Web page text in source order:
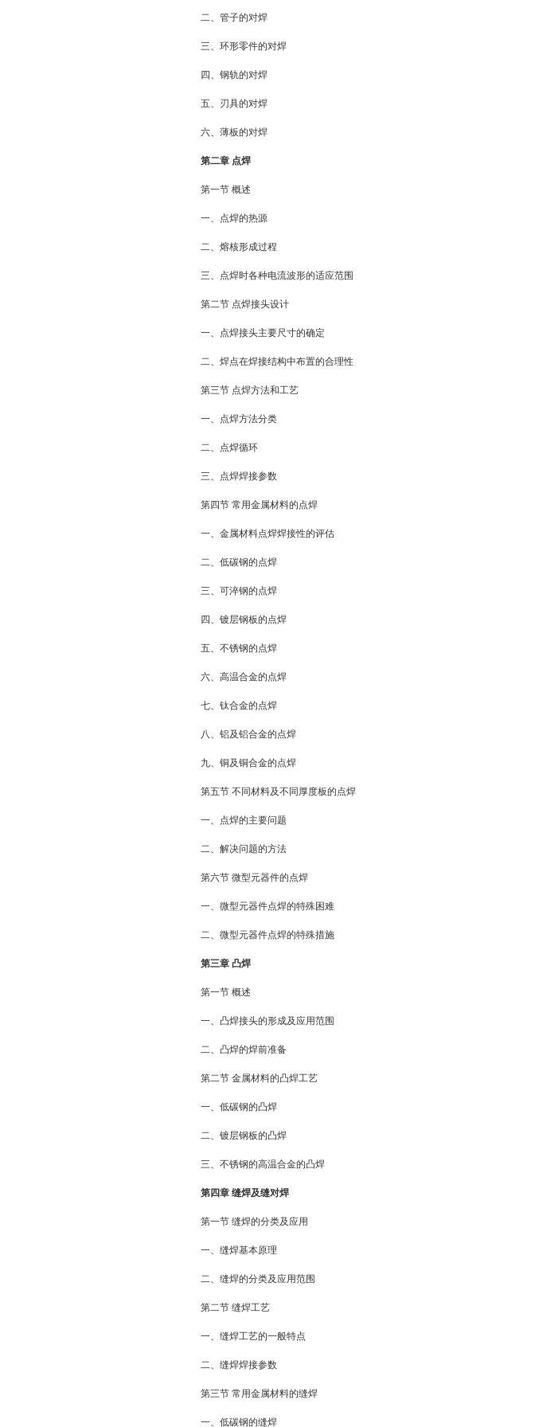
二、管子的对焊
三、环形零件的对焊
四、钢轨的对焊
五、刃具的对焊
六、薄板的对焊
第二章 点焊
第一节 概述
一、点焊的热源
二、熔核形成过程
三、点焊时各种电流波形的适应范围
第二节 点焊接头设计
一、点焊接头主要尺寸的确定
二、焊点在焊接结构中布置的合理性
第三节 点焊方法和工艺
一、点焊方法分类
二、点焊循环
三、点焊焊接参数
第四节 常用金属材料的点焊
一、金属材料点焊焊接性的评估
二、低碳钢的点焊
三、可淬钢的点焊
四、镀层钢板的点焊
五、不锈钢的点焊
六、高温合金的点焊
七、钛合金的点焊
八、铝及铝合金的点焊
九、铜及铜合金的点焊
第五节 不同材料及不同厚度板的点焊
一、点焊的主要问题
二、解决问题的方法
第六节 微型元器件的点焊
一、微型元器件点焊的特殊困难
二、微型元器件点焊的特殊措施
第三章 凸焊
第一节 概述
一、凸焊接头的形成及应用范围
二、凸焊的焊前准备
第二节 金属材料的凸焊工艺
一、低碳钢的凸焊
二、镀层钢板的凸焊
三、不锈钢的高温合金的凸焊
第四章 缝焊及缝对焊
第一节 缝焊的分类及应用
一、缝焊基本原理
二、缝焊的分类及应用范围
第二节 缝焊工艺
一、缝焊工艺的一般特点
二、缝焊焊接参数
第三节 常用金属材料的缝焊
一、低碳钢的缝焊